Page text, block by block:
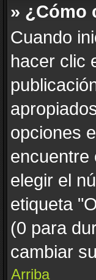
» ¿Cómo
Cuando
hacer clic
opciones
encuentre
elegir el
etiqueta
(0 para
cambiar
Arriba